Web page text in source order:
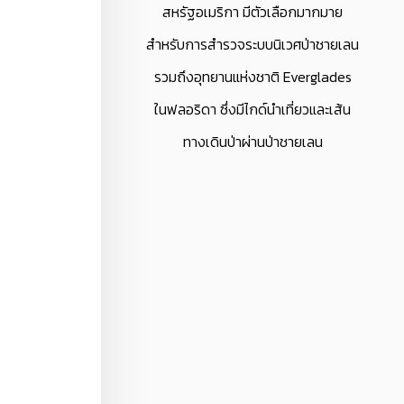
สหรัฐอเมริกา มีตัวเลือกมากมาย
สำหรับการสำรวจระบบนิเวศป่าชายเลน
รวมถึงอุทยานแห่งชาติ Everglades
ในฟลอริดา ซึ่งมีไกด์นำเที่ยวและเส้น
ทางเดินป่าผ่านป่าชายเลน